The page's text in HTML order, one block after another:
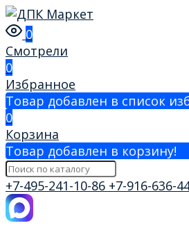
0
Смотрели
0
Избранное
Товар добавлен в список
0
Корзина
Товар добавлен в корзину!
+7-495-241-10-86 +7-916-636-